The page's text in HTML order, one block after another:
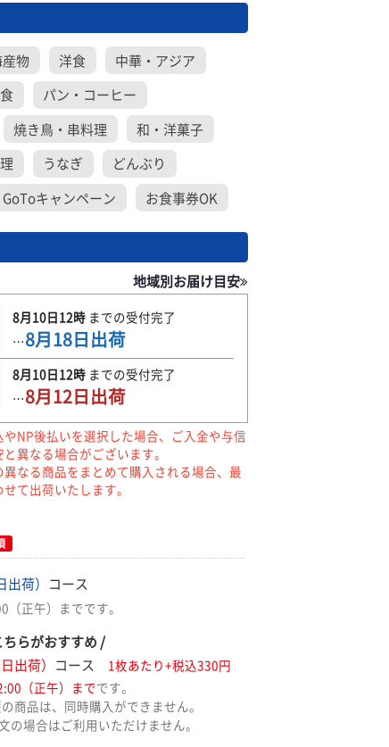
物 洋食
中華・アジア
パン・コーヒー
焼き鳥・串料理
和・洋菓子
うなぎ
どんぶり
GoToキャンペーン お食事券OK
地域別お届け目安
8月10日12時までの受付完了
…8月18日出荷
8月10日12時までの受付完了
…8月12日出荷
NP後払いを選択した場合、ご入金や与信
異なる場合がございます。
なる商品をまとめて購入される場合、最
て出荷いたします。
荷） コース
正午）までです。
らがおすすめ /
出荷） コース
1枚あたり+税込330円
（正午）までです。
商品は、同時購入ができません。
場合はご利用いただけません。